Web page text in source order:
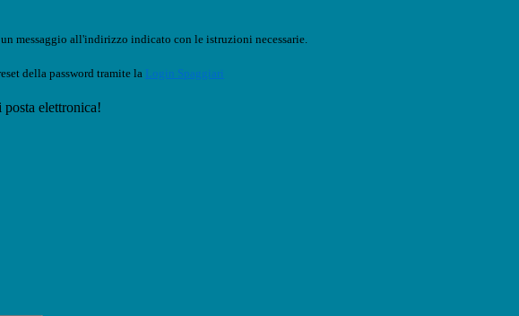
messaggio all'indirizzo indicato con le istruzioni necessarie.
della password tramite la Login Spaggiari
elettronica!